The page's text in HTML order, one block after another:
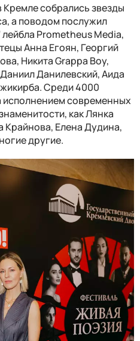
собрались звезды
а поводом послужил
Prometheus Media,
Анна Егоян, Георгий
Никита Grappa Boy,
Данилевский, Аида
Среди 4000
исполнением современных
как Лянка
Крайнова, Елена Дудина,
другие.